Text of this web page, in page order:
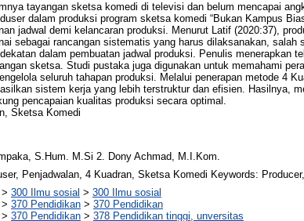
tayangan sketsa komedi di televisi dan belum mencapai
dalam produksi program sketsa komedi “Bukan Kampus
jadwal demi kelancaran produksi. Menurut Latif (2020:37),
sebagai rancangan sistematis yang harus dilaksanakan,
dalam pembuatan jadwal produksi. Penulis menerapkan
sketsa. Studi pustaka juga digunakan untuk memahami
seluruh tahapan produksi. Melalui penerapan metode 4
sistem kerja yang lebih terstruktur dan efisien. Hasilnya,
pencapaian kualitas produksi secara optimal.
Sketsa Komedi
S.Hum. M.Si 2. Dony Achmad, M.I.Kom.
Penjadwalan, 4 Kuadran, Sketsa Komedi Keywords:
> 300 Ilmu sosial > 300 Ilmu sosial
> 370 Pendidikan > 370 Pendidikan
> 370 Pendidikan > 378 Pendidikan tinggi, unversitas